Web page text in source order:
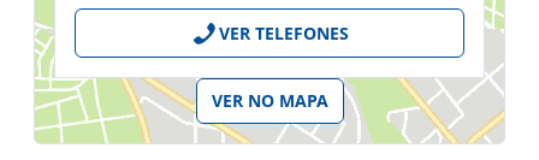
VER TELEFONES
VER NO MAPA